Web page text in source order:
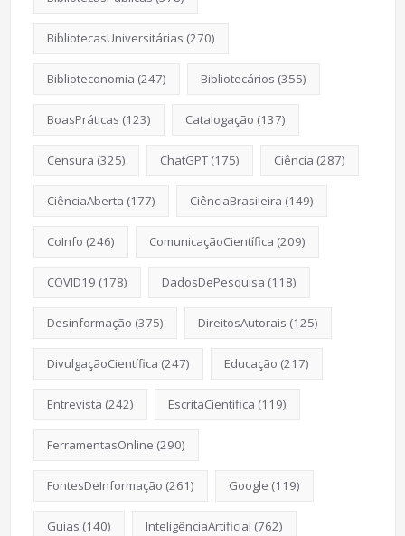
BibliotecasUniversitárias (270)
Biblioteconomia (247) Bibliotecários (355)
BoasPráticas (123) Catalogação (137)
Censura (325) ChatGPT(175) Ciência (287)
CiênciaAberta (177) CiênciaBrasileira (149)
CoInfo (246) ComunicaçãoCientífica (209)
COVID19 (178) DadosDePesquisa (118)
Desinformação (375) DireitosAutorais (125)
DivulgaçãoCientífica (247) Educação (217)
Entrevista (242) EscritaCientífica (119)
FerramentasOnline (290)
FontesDeInformação (261) Google (119)
Guias (140) InteligênciaArtificial (762)